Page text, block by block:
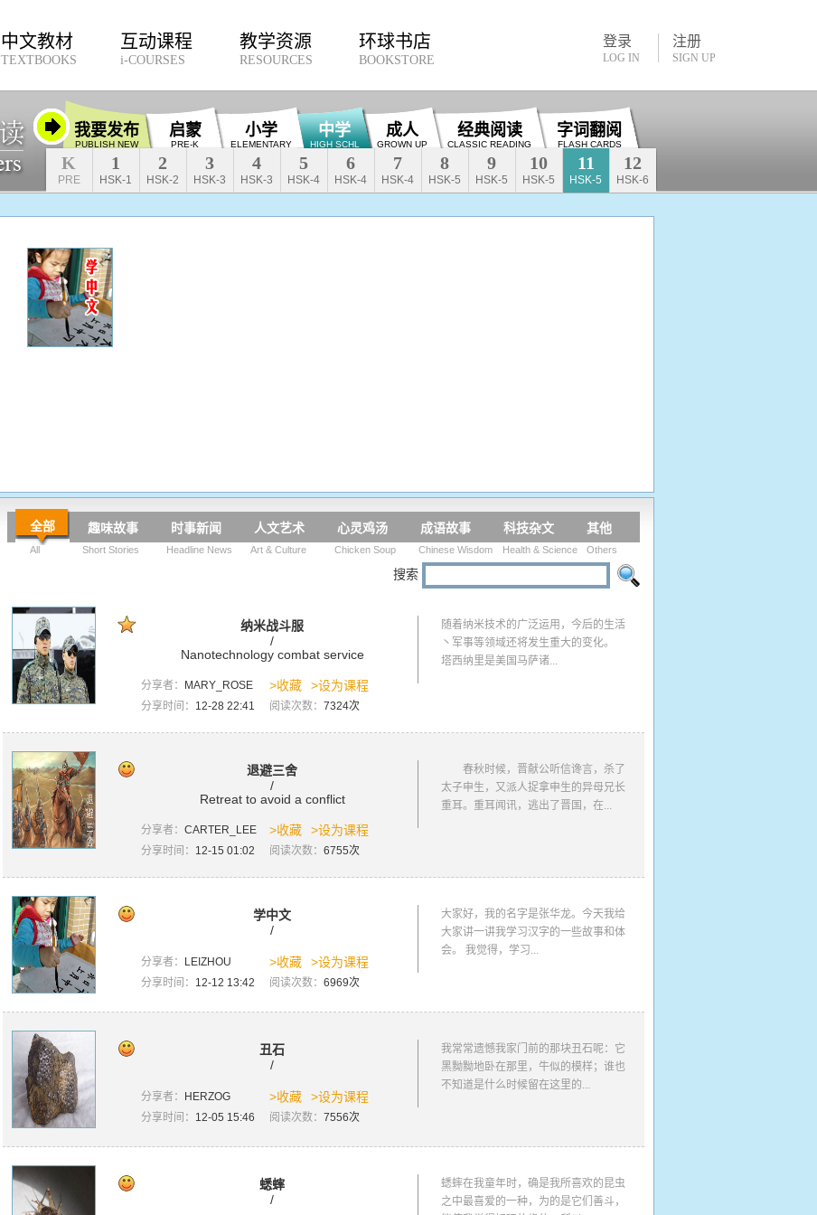
中文教材
TEXTBOOKS
互动课程
i-COURSES
教学资源
RESOURCES
环球书店
BOOKSTORE
登录
LOG IN
注册
SIGN UP
我要发布
PUBLISH NEW
启蒙
PRE-K
小学
ELEMENTARY
中学
HIGH SCHL
成人
GROWN UP
经典阅读
CLASSIC READING
字词翻阅
FLASH CARDS
K
PRE
1
HSK-1
2
HSK-2
3
HSK-3
4
HSK-3
5
HSK-4
6
HSK-4
7
HSK-4
8
HSK-5
9
HSK-5
10
HSK-5
11
HSK-5
12
HSK-6
全部 趣味故事 时事新闻 人文艺术 心灵鸡汤 成语故事 科技杂文 其他
All Short Stories Headline News Art & Culture Chicken Soup Chinese Wisdom Health & Science Others
搜索
纳米战斗服
/
Nanotechnology combat service
分享者： MARY_ROSE >收藏 >设为课程
分享时间： 12-28 22:41 阅读次数： 7324次
随着纳米技术的广泛运用，今后的生活
丶军事等领域还将发生重大的变化。
塔西纳里是美国马萨诸...
退避三舍
/
Retreat to avoid a conflict
分享者： CARTER_LEE >收藏 >设为课程
分享时间： 12-15 01:02 阅读次数： 6755次
春秋时候，晋献公听信谗言，杀了
太子申生，又派人捉拿申生的异母兄长
重耳。重耳闻讯，逃出了晋国，在...
学中文
/
分享者： LEIZHOU >收藏 >设为课程
分享时间： 12-12 13:42 阅读次数： 6969次
大家好，我的名字是张华龙。今天我给
大家讲一讲我学习汉字的一些故事和体
会。 我觉得，学习...
丑石
/
分享者： HERZOG >收藏 >设为课程
分享时间： 12-05 15:46 阅读次数： 7556次
我常常遗憾我家门前的那块丑石呢：它
黑黝黝地卧在那里，牛似的模样；谁也
不知道是什么时候留在这里的...
蟋蟀
/
蟋蟀在我童年时，确是我所喜欢的昆虫
之中最喜爱的一种，为的是它们善斗，